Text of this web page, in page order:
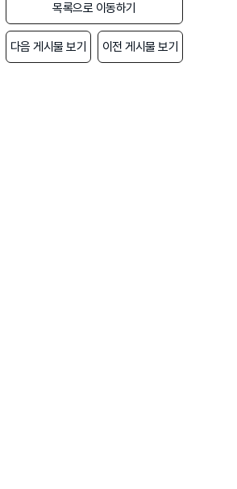
목록으로 이동하기
다음 게시물 보기 이전 게시물 보기